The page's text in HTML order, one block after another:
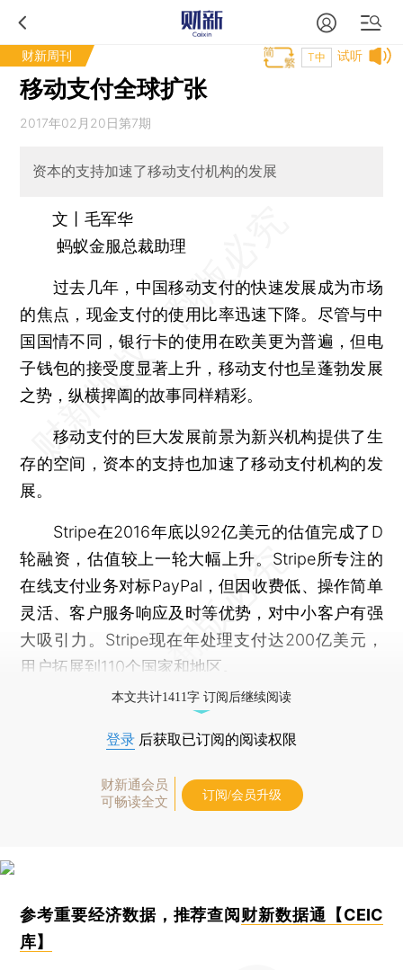
财新周刊 试听
T中
移动支付全球扩张
2017年02月20日第7期
资本的支持加速了移动支付机构的发展
文丨毛军华
蚂蚁金服总裁助理
过去几年，中国移动支付的快速发展成为市场
的焦点，现金支付的使用比率迅速下降。尽管与中
国国情不同，银行卡的使用在欧美更为普遍，但电
子钱包的接受度显著上升，移动支付也呈蓬勃发展
之势，纵横捭阖的故事同样精彩。
移动支付的巨大发展前景为新兴机构提供了生
存的空间，资本的支持也加速了移动支付机构的发
展。
Stripe在2016年底以92亿美元的估值完成了D
轮融资，估值较上一轮大幅上升。Stripe所专注的
在线支付业务对标PayPal，但因收费低、操作简单
灵活、客户服务响应及时等优势，对中小客户有强
大吸引力。Stripe现在年处理支付达200亿美元，
用户拓展到110个国家和地区。
本文共计1411字 订阅后继续阅读
登录 后获取已订阅的阅读权限
财新通会员
可畅读全文
订阅/会员升级
参考重要经济数据，推荐查阅 财新数据通【CEIC
库】